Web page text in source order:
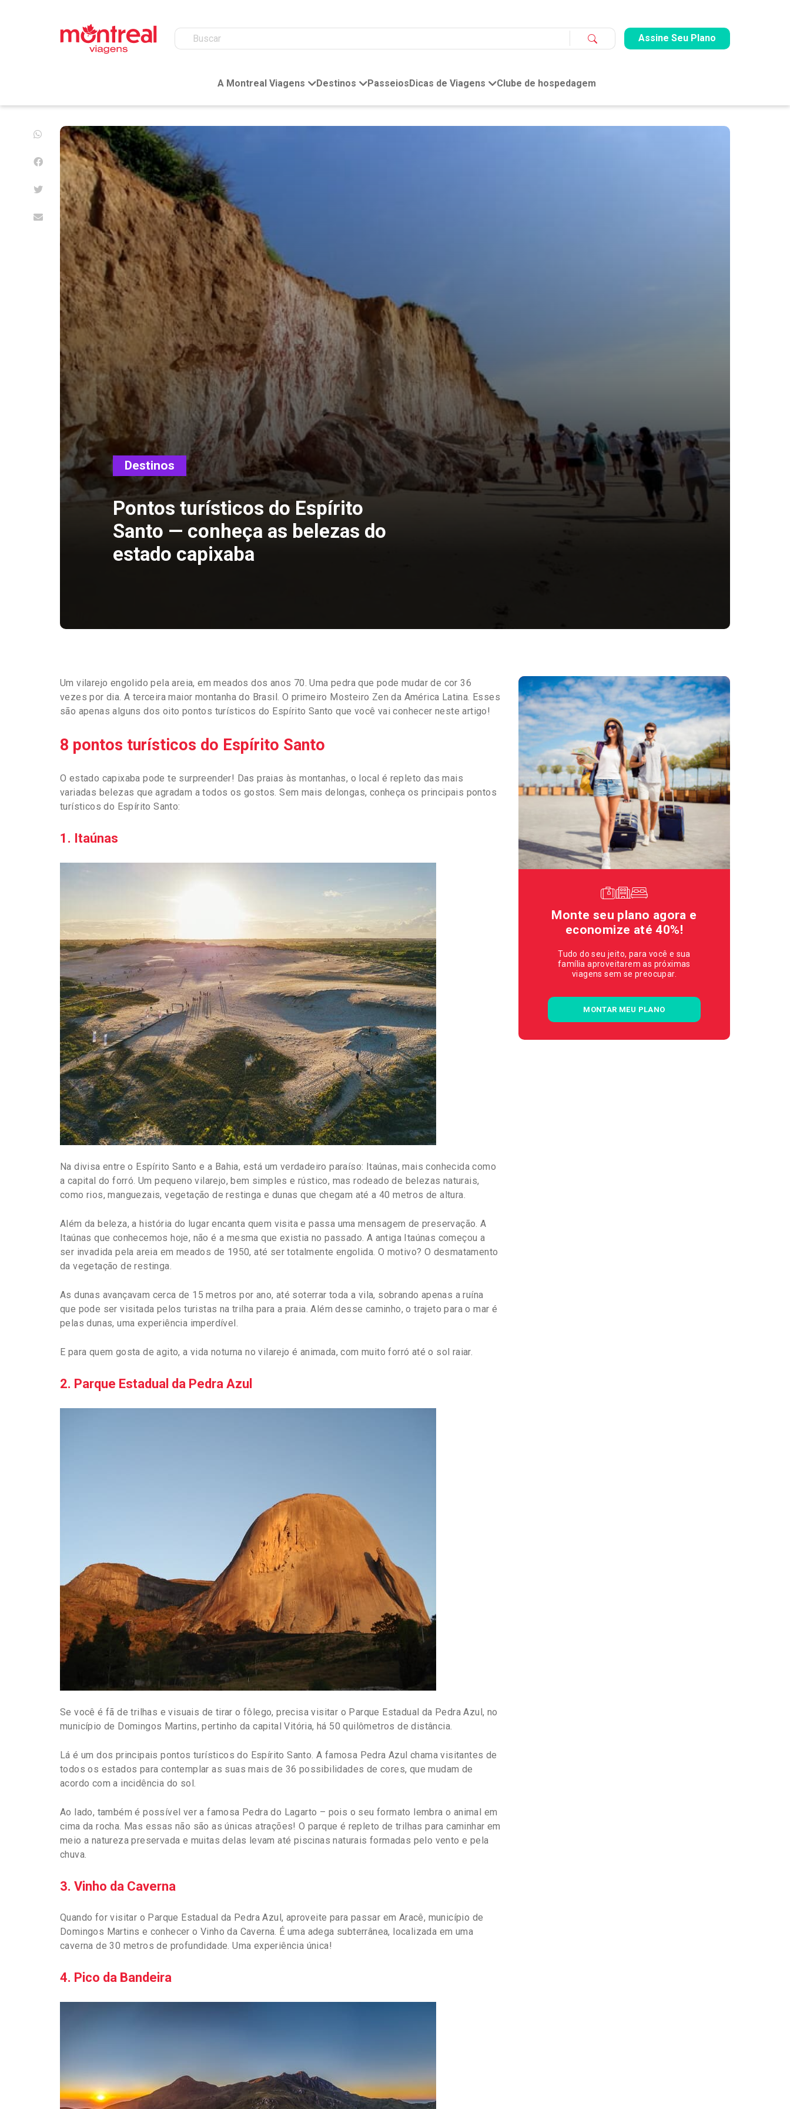
Assine Seu Plano
A Montreal Viagens Destinos Passeios Dicas de Viagens Clube de hospedagem
Destinos
Pontos turísticos do Espírito
Santo — conheça as belezas do
estado capixaba
Um vilarejo engolido pela areia, em meados dos anos 70. Uma pedra que pode mudar de cor 36
vezes por dia. A terceira maior montanha do Brasil. O primeiro Mosteiro Zen da América Latina. Esses
são apenas alguns dos oito pontos turísticos do Espírito Santo que você vai conhecer neste artigo!
8 pontos turísticos do Espírito Santo
O estado capixaba pode te surpreender! Das praias às montanhas, o local é repleto das mais
variadas belezas que agradam a todos os gostos. Sem mais delongas, conheça os principais pontos
turísticos do Espírito Santo:
1. Itaúnas
Na divisa entre o Espírito Santo e a Bahia, está um verdadeiro paraíso: Itaúnas, mais conhecida como
a capital do forró. Um pequeno vilarejo, bem simples e rústico, mas rodeado de belezas naturais,
como rios, manguezais, vegetação de restinga e dunas que chegam até a 40 metros de altura.
Além da beleza, a história do lugar encanta quem visita e passa uma mensagem de preservação. A
Itaúnas que conhecemos hoje, não é a mesma que existia no passado. A antiga Itaúnas começou a
ser invadida pela areia em meados de 1950, até ser totalmente engolida. O motivo? O desmatamento
da vegetação de restinga.
As dunas avançavam cerca de 15 metros por ano, até soterrar toda a vila, sobrando apenas a ruína
que pode ser visitada pelos turistas na trilha para a praia. Além desse caminho, o trajeto para o mar é
pelas dunas, uma experiência imperdível.
E para quem gosta de agito, a vida noturna no vilarejo é animada, com muito forró até o sol raiar.
2. Parque Estadual da Pedra Azul
Se você é fã de trilhas e visuais de tirar o fôlego, precisa visitar o Parque Estadual da Pedra Azul, no
município de Domingos Martins, pertinho da capital Vitória, há 50 quilômetros de distância.
Lá é um dos principais pontos turísticos do Espírito Santo. A famosa Pedra Azul chama visitantes de
todos os estados para contemplar as suas mais de 36 possibilidades de cores, que mudam de
acordo com a incidência do sol.
Ao lado, também é possível ver a famosa Pedra do Lagarto – pois o seu formato lembra o animal em
cima da rocha. Mas essas não são as únicas atrações! O parque é repleto de trilhas para caminhar em
meio a natureza preservada e muitas delas levam até piscinas naturais formadas pelo vento e pela
chuva.
3. Vinho da Caverna
Quando for visitar o Parque Estadual da Pedra Azul, aproveite para passar em Aracê, município de
Domingos Martins e conhecer o Vinho da Caverna. É uma adega subterrânea, localizada em uma
caverna de 30 metros de profundidade. Uma experiência única!
4. Pico da Bandeira
Monte seu plano agora e
economize até 40%!
Tudo do seu jeito, para você e sua
família aproveitarem as próximas
viagens sem se preocupar.
MONTAR MEU PLANO